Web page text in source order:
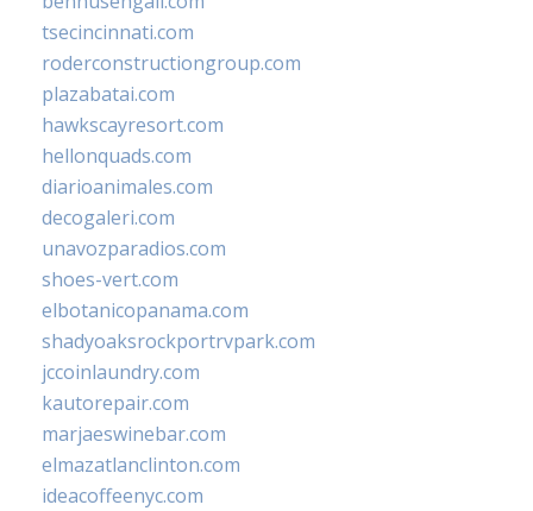
tsecincinnati.com
roderconstructiongroup.com
plazabatai.com
hawkscayresort.com
hellonquads.com
diarioanimales.com
decogaleri.com
unavozparadios.com
shoes-vert.com
elbotanicopanama.com
shadyoaksrockportrvpark.com
jccoinlaundry.com
kautorepair.com
marjaeswinebar.com
elmazatlanclinton.com
ideacoffeenyc.com